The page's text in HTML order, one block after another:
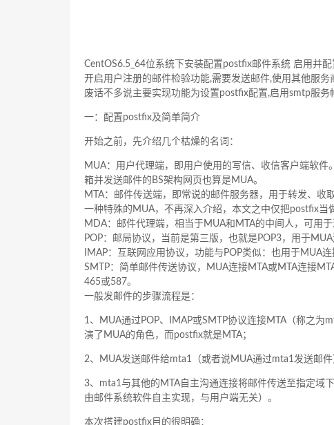
CentOS6.5_64位系统下安装配置postfix邮件系统 启用并
开启用户注册的邮件检验功能,需要发送邮件,使用其他服
废话不多说主要实现功能为设置postfix配置,启用smtp服
一：配置postfix及简单简介
开始之前，先介绍几个枯燥的名词：
MUA：用户代理端，即用户使用的写信、收信客户端软
箱并发送邮件的BS架构网页也算是MUA。
MTA：邮件传送端，即常说的邮件服务器，用于转发、
一种特殊的MUA，不再深入介绍，本文之中仅把postfix当
MDA：邮件代理端，相当于MUA和MTA的中间人，可用于
POP：邮局协议，当前是第三版，也就是POP3，用于
IMAP：互联网应用协议，功能与POP类似：也用于MUA
SMTP：简单邮件传送协议，MUA连接MTA或MTA连接
465或587。
一般发邮件的步骤流程是：
1、MUA通过POP、IMAP或SMTP协议连接MTA（称之
演了MUA的角色，而postfix就是MTA；
2、MUA发送邮件给mta1（或者说MUA通过mta1发送邮
3、mta1与其他的MTA自主沟通连接将邮件传送至指定域
由邮件系统软件自主实现，与用户端无关）。
本次搭建postfix目的很明确：